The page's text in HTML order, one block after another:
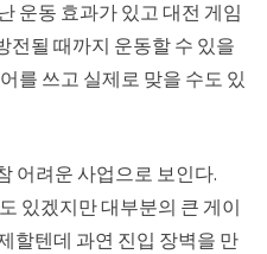
운동 효과가 있고 대전 게임
전될 때까지 운동할 수 있을
를 쓰고 실제로 맞을 수도 있
어려운 사업으로 보인다.
있겠지만 대부분의 큰 게이
할텐데 과연 진입 장벽을 만